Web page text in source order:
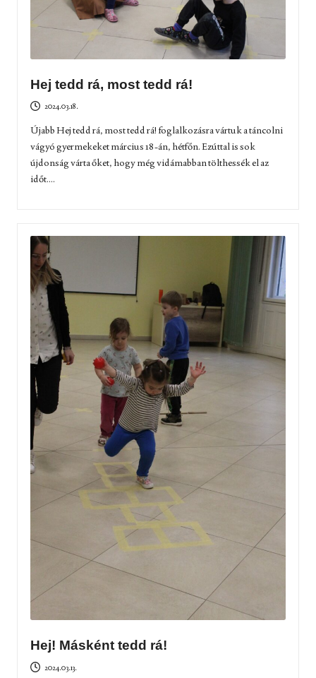
Hej tedd rá, most tedd rá!
2024.03.18.
Újabb Hej tedd rá, most tedd rá! foglalkozásra vártuk a táncolni
vágyó gyermekeket március 18-án, hétfőn. Ezúttal is sok
újdonság várta őket, hogy még vidámabban tölthessék el az
időt....
Hej! Másként tedd rá!
2024.03.13.